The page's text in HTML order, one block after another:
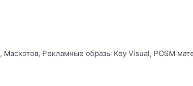
Рекламные образы Key Visual, POSM